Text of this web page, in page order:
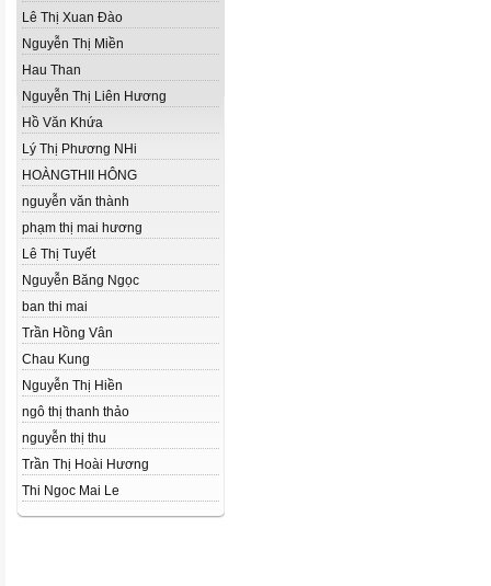
Lê Thị Xuan Đào
Nguyễn Thị Miền
Hau Than
Nguyễn Thị Liên Hương
Hồ Văn Khứa
Lý Thị Phương NHi
HOÀNGTHII HÔNG
nguyễn văn thành
phạm thị mai hương
Lê Thị Tuyết
Nguyễn Băng Ngọc
ban thi mai
Trần Hồng Vân
Chau Kung
Nguyễn Thị Hiền
ngô thị thanh thảo
nguyễn thị thu
Trần Thị Hoài Hương
Thi Ngoc Mai Le